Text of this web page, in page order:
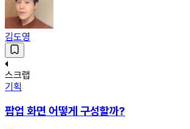
김도영
스크랩
기획
팝업 화면 어떻게 구성할까?